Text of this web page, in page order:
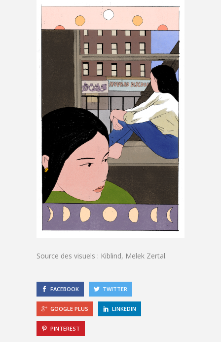
Source des visuels : Kiblind, Melek Zertal.
FACEBOOK TWITTER
GOOGLE PLUS LINKEDIN
PINTEREST